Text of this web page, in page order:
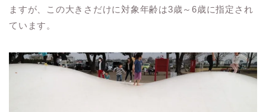
ますが、この大きさだけに対象年齢は3歳～6歳に指定され
ています。